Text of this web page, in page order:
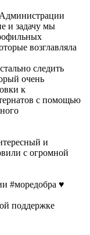
и задачу мы
возглавляла
следить
очень
к
с помощью
и
с огромной
#моредобра ♥️
поддержке